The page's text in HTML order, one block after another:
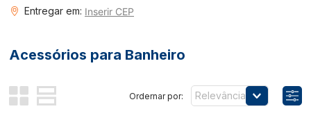
Entregar em: Inserir CEP
Acessórios para Banheiro
Relevância